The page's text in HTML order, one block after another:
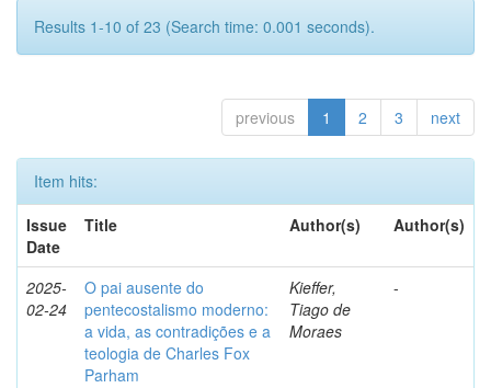
Results 1-10 of 23 (Search time: 0.001 seconds).
previous 1 2 3 next
Item hits:
Issue
Date
Title Author(s) Author(s)
2025-
02-24
O pai ausente do
pentecostalismo moderno:
a vida, as contradições e a
teologia de Charles Fox
Parham
Kieffer,
Tiago de
Moraes
-